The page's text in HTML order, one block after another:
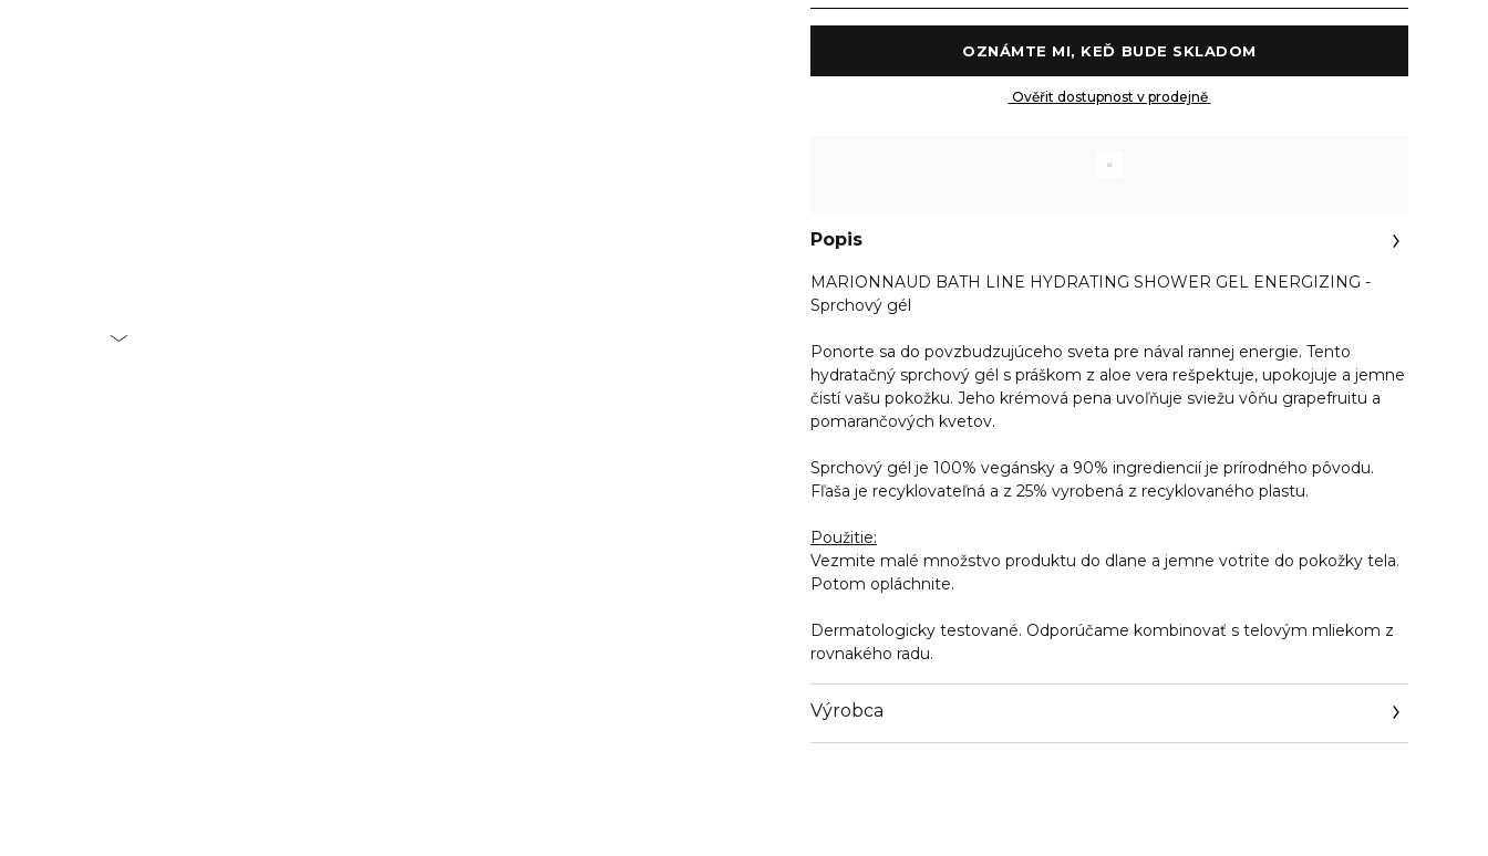
Ověřit dostupnost v prodejně
Popis
MARIONNAUD BATH LINE HYDRATING SHOWER GEL ENERGIZING -
Sprchový gél
Ponorte sa do povzbudzujúceho sveta pre nával rannej energie. Tento
hydratačný sprchový gél s práškom z aloe vera rešpektuje, upokojuje a jemne
čistí vašu pokožku. Jeho krémová pena uvoľňuje sviežu vôňu grapefruitu a
pomarančových kvetov.
Sprchový gél je 100% vegánsky a 90% ingrediencií je prírodného pôvodu.
Fľaša je recyklovateľná a z 25% vyrobená z recyklovaného plastu.
Použitie:
Vezmite malé množstvo produktu do dlane a jemne votrite do pokožky tela.
Potom opláchnite.
Dermatologicky testované. Odporúčame kombinovať s telovým mliekom z
rovnakého radu.
Výrobca